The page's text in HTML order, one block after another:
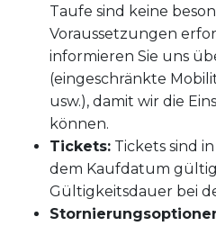
Taufe sind keine
Voraussetzungen
informieren Sie uns
(eingeschränkte
usw.), damit wir die
können.
Tickets: Tickets sind
dem Kaufdatum
Gültigkeitsdauer bei